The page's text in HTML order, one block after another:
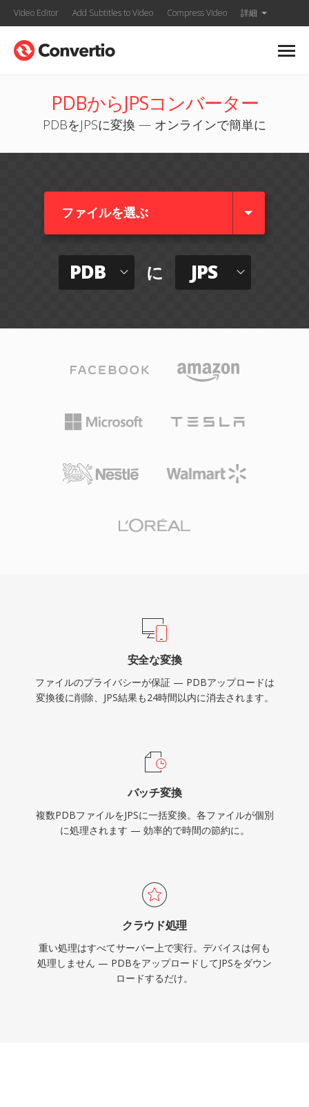
Video Editor Add Subtitles to Video Compress Video 詳細
PDBからJPSコンバーター
PDBをJPSに変換 — オンラインで簡単に
ファイルを選ぶ
PDB に JPS
安全な変換
ファイルのプライバシーが保証 — PDBアップロードは
変換後に削除、JPS結果も24時間以内に消去されます。
バッチ変換
複数PDBファイルをJPSに一括変換。各ファイルが個別
に処理されます — 効率的で時間の節約に。
クラウド処理
重い処理はすべてサーバー上で実行。デバイスは何も
処理しません — PDBをアップロードしてJPSをダウン
ロードするだけ。